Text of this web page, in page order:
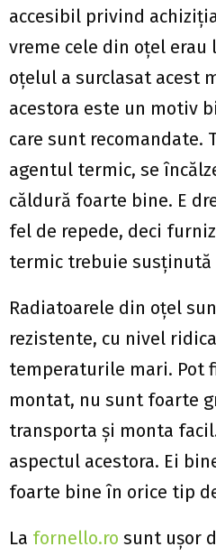
accesibil privind
vreme cele din oțel
oțelul a surclasat acest
acestora este un motiv
care sunt recomandate.
agentul termic, se
căldură foarte bine. E
fel de repede, deci
termic trebuie
Radiatoarele din oțel
rezistente, cu nivel
temperaturile mari. Pot
montat, nu sunt foarte
transporta și monta
aspectul acestora. Ei
foarte bine în orice tip
La fornello.ro sunt ușor